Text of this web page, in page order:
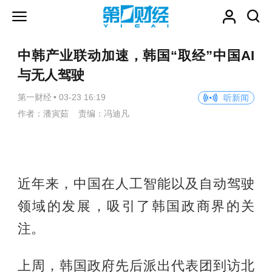
中韩产业联动加速，韩国“取经”中国AI
与无人驾驶
第一财经 • 03-23 16:19
听新闻
作者：潘寅茹 责编：冯迪凡
近年来，中国在人工智能以及自动驾驶
领域的发展，吸引了韩国政商界的关
注。
上周，韩国政府先后派出代表团到访北